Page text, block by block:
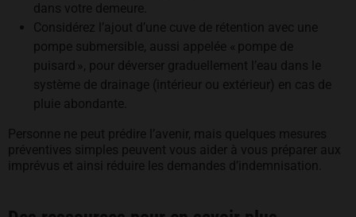
dans votre demeure.
Considérez l’ajout d’une cuve de rétention avec une
pompe submersible, aussi appelée « pompe de
puisard », pour déverser graduellement l’eau dans le
système de drainage (intérieur ou extérieur) en cas de
pluie abondante.
Personne ne peut prédire l’avenir, mais quelques mesures
préventives simples peuvent vous aider à vous préparer aux
imprévus et ainsi réduire les demandes d’indemnisation.